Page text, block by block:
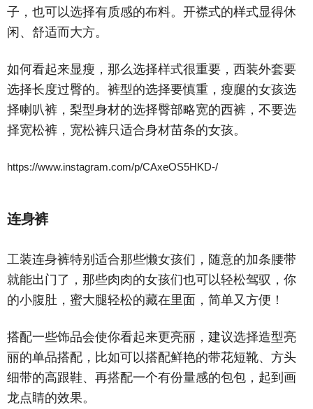
子，也可以选择有质感的布料。开襟式的样式显得休
闲、舒适而大方。
如何看起来显瘦，那么选择样式很重要，西装外套要
选择长度过臀的。裤型的选择要慎重，瘦腿的女孩选
择喇叭裤，梨型身材的选择臀部略宽的西裤，不要选
择宽松裤，宽松裤只适合身材苗条的女孩。
https://www.instagram.com/p/CAxeOS5HKD-/
连身裤
工装连身裤特别适合那些懒女孩们，随意的加条腰带
就能出门了，那些肉肉的女孩们也可以轻松驾驭，你
的小腹肚，蜜大腿轻松的藏在里面，简单又方便！
搭配一些饰品会使你看起来更亮丽，建议选择造型亮
丽的单品搭配，比如可以搭配鲜艳的带花短靴、方头
细带的高跟鞋、再搭配一个有份量感的包包，起到画
龙点睛的效果。